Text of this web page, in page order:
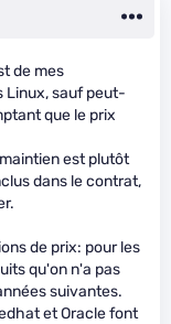
de mes
Linux, sauf peut-
que le prix
est plutôt
dans le contrat,
de prix: pour les
qu'on n'a pas
suivantes.
et Oracle font